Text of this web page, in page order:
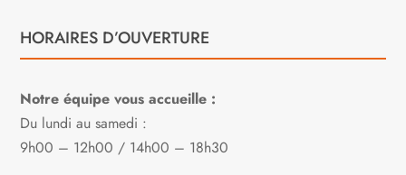
HORAIRES D’OUVERTURE
Notre équipe vous accueille :
Du lundi au samedi :
9h00 – 12h00 / 14h00 – 18h30